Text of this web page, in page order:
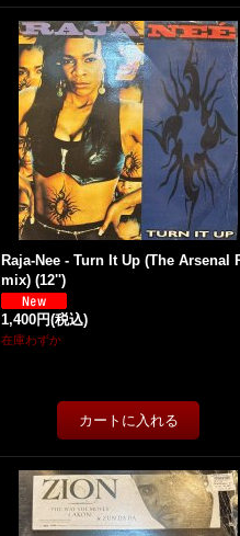
Raja-Nee - Turn It Up (The Arsenal
mix) (12'')
1,400円(税込)
在庫わずか